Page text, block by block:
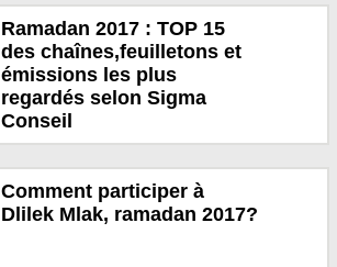
Ramadan 2017 : TOP 15
des chaînes,feuilletons et
émissions les plus
regardés selon Sigma
Conseil
Comment participer à
Dlilek Mlak, ramadan 2017?